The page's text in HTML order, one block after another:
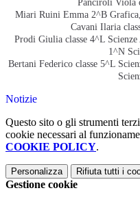
Panciroli Viola
Miari Ruini Emma 2^B
Cavani Ilaria
Prodi Giulia classe 4^L
1^N
Bertani Federico classe 5^L
Notizie
Questo sito o gli strumenti
cookie necessari al
COOKIE POLICY.
Personalizza Rifiuta tutti i
Gestione cookie